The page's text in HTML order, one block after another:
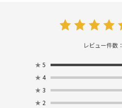
レビュー件数：
★ 5
★ 4
★ 3
★ 2